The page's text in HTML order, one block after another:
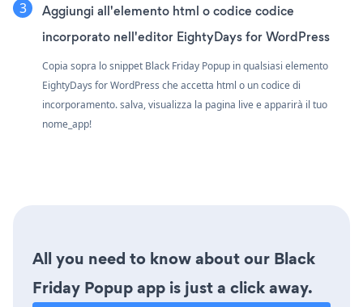
Aggiungi all'elemento html o codice codice
incorporato nell'editor EightyDays for WordPress
Copia sopra lo snippet Black Friday Popup in qualsiasi elemento
EightyDays for WordPress che accetta html o un codice di
incorporamento. salva, visualizza la pagina live e apparirà il tuo
nome_app!
All you need to know about our Black
Friday Popup app is just a click away.